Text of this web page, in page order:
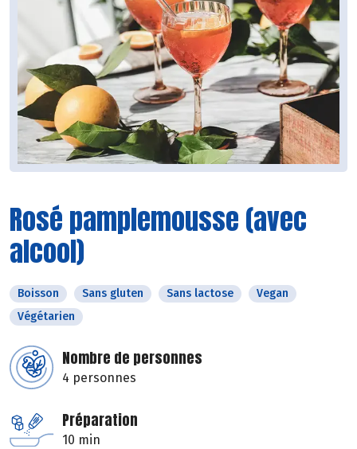
Rosé pamplemousse (avec
alcool)
Boisson Sans gluten Sans lactose
Vegan
Végétarien
Nombre de personnes
4 personnes
Préparation
10 min